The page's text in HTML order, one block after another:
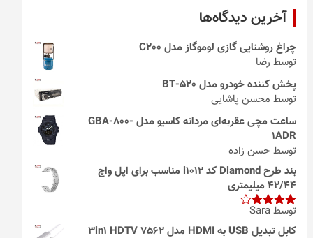
آخرین دیدگاه‌ها
چراغ روشنایی گازی لوموگاز مدل C200
توسط رضا
پخش کننده خودرو مدل 520-BT
توسط محسن پاشایی
ساعت مچی عقربه‌ای مردانه کاسیو مدل GBA-800-
1ADR
توسط حسن زاده
بند طرح Diamond کد i1012 مناسب برای اپل واچ
42/44 میلیمتری
امتیاز4
از 5
توسط Sara
کابل تبدیل USB به HDMI مدل 3in1 HDTV 7562